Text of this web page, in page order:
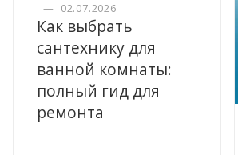
— 02.07.2026
Как выбрать
сантехнику для
ванной комнаты:
полный гид для
ремонта